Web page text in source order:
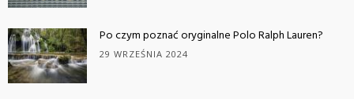
Po czym poznać oryginalne Polo Ralph Lauren?
29 WRZEŚNIA 2024